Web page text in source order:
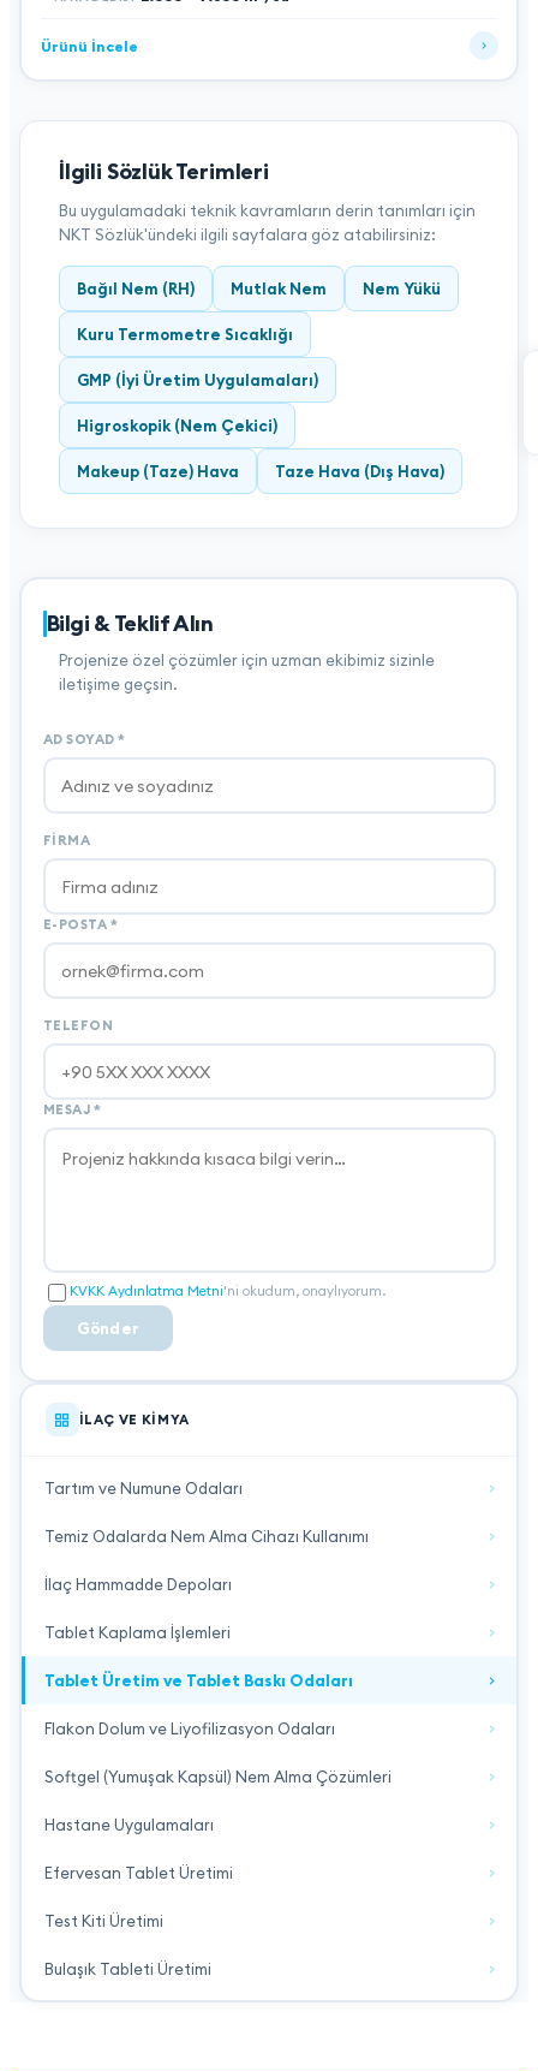
Ürünü İncele
İlgili Sözlük Terimleri
Bu uygulamadaki teknik kavramların derin tanımları için
NKT Sözlük'ündeki ilgili sayfalara göz atabilirsiniz:
Bağıl Nem (RH) Mutlak Nem Nem Yükü
Kuru Termometre Sıcaklığı
GMP (İyi Üretim Uygulamaları)
Higroskopik (Nem Çekici)
Makeup (Taze) Hava Taze Hava (Dış Hava)
Bilgi & Teklif Alın
Projenize özel çözümler için uzman ekibimiz sizinle
iletişime geçsin.
AD SOYAD *
FIRMA
E-POSTA *
TELEFON
MESAJ *
KVKK Aydınlatma Metni'ni okudum, onaylıyorum.
Gönder
İLAÇ VE KIMYA
Tartım ve Numune Odaları
Temiz Odalarda Nem Alma Cihazı Kullanımı
İlaç Hammadde Depoları
Tablet Kaplama İşlemleri
Tablet Üretim ve Tablet Baskı Odaları
Flakon Dolum ve Liyofilizasyon Odaları
Softgel (Yumuşak Kapsül) Nem Alma Çözümleri
Hastane Uygulamaları
Efervesan Tablet Üretimi
Test Kiti Üretimi
Bulaşık Tableti Üretimi